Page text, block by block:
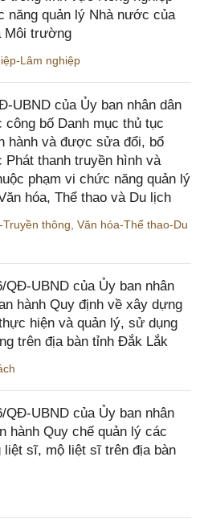
năng quản lý Nhà nước của
Môi trường
Lâm nghiệp
UBND của Ủy ban nhân dân
bố Danh mục thủ tục
hành và được sửa đổi, bổ
thanh truyền hình và
phạm vi chức năng quản lý
hóa, Thể thao và Du lịch
thông Văn hóa-Thể thao-Du
QĐ-UBND của Ủy ban nhân
hành Quy định về xây dựng
hiện và quản lý, sử dụng
trên địa bàn tỉnh Đắk Lắk
QĐ-UBND của Ủy ban nhân
hành Quy chế quản lý các
liệt sĩ, mộ liệt sĩ trên địa bàn